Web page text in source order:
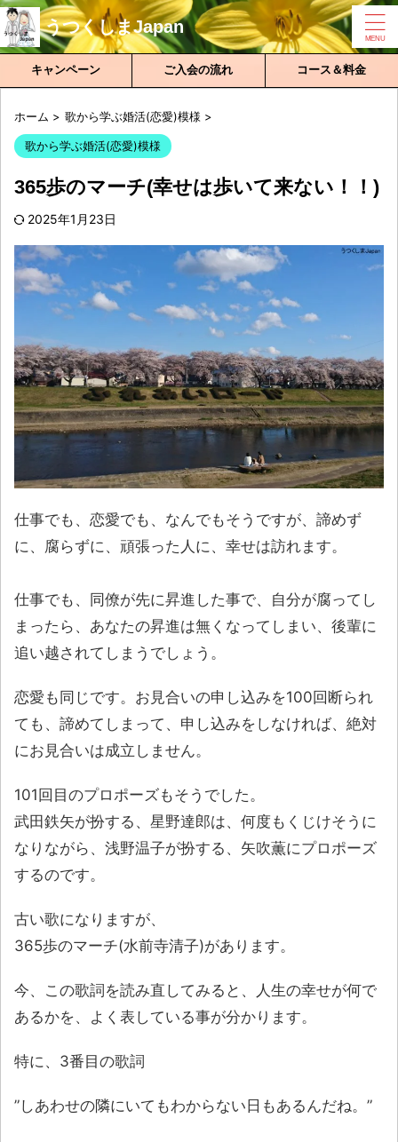
うつくしまJapan
キャンペーン ご入会の流れ コース＆料金
ホーム > 歌から学ぶ婚活(恋愛)模様 >
歌から学ぶ婚活(恋愛)模様
365歩のマーチ(幸せは歩いて来ない！！)
2025年1月23日
仕事でも、恋愛でも、なんでもそうですが、諦めず
に、腐らずに、頑張った人に、幸せは訪れます。
仕事でも、同僚が先に昇進した事で、自分が腐ってし
まったら、あなたの昇進は無くなってしまい、後輩に
追い越されてしまうでしょう。
恋愛も同じです。お見合いの申し込みを100回断られ
ても、諦めてしまって、申し込みをしなければ、絶対
にお見合いは成立しません。
101回目のプロポーズもそうでした。
武田鉄矢が扮する、星野達郎は、何度もくじけそうに
なりながら、浅野温子が扮する、矢吹薫にプロポーズ
するのです。
古い歌になりますが、
365歩のマーチ(水前寺清子)があります。
今、この歌詞を読み直してみると、人生の幸せが何で
あるかを、よく表している事が分かります。
特に、3番目の歌詞
”しあわせの隣にいてもわからない日もあるんだね。”